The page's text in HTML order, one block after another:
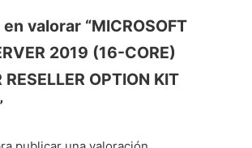
valorar “MICROSOFT
2019 (16-CORE)
RESELLER OPTION KIT